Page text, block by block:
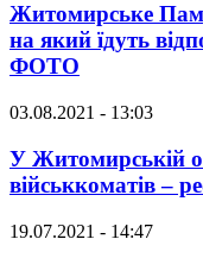
Житомирське
на який їдуть
ФОТО
03.08.2021 - 13:03
У Житомирській
військкоматів –
19.07.2021 - 14:47